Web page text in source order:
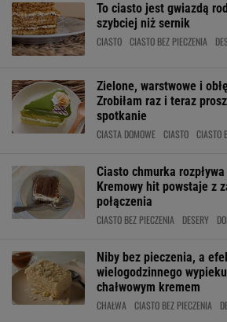
To ciasto jest gwiazdą
szybciej niż sernik
CIASTO CIASTO BEZ PIECZENIA
Zielone, warstwowe i
Zrobiłam raz i teraz
spotkanie
CIASTA DOMOWE CIASTO CIASTO
Ciasto chmurka
Kremowy hit powstaje z
połączenia
CIASTO BEZ PIECZENIA DESERY
Niby bez pieczenia, a
wielogodzinnego
chałwowym kremem
CHAŁWA CIASTO BEZ PIECZENIA